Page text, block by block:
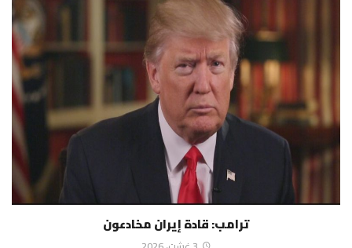
ترامب: قادة إيران مخادعون